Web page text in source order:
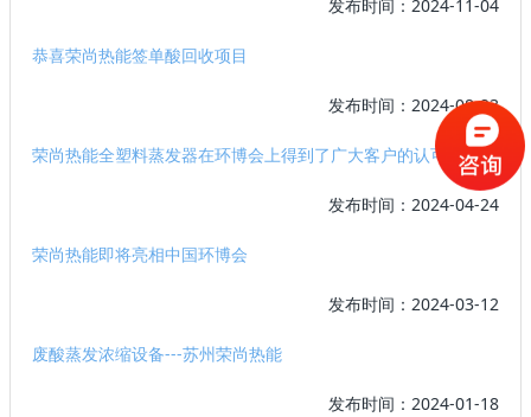
发布时间：2024-11-04
恭喜荣尚热能签单酸回收项目
发布时间：2024-08-23
荣尚热能全塑料蒸发器在环博会上得到了广大客户的认可
发布时间：2024-04-24
荣尚热能即将亮相中国环博会
发布时间：2024-03-12
废酸蒸发浓缩设备---苏州荣尚热能
发布时间：2024-01-18